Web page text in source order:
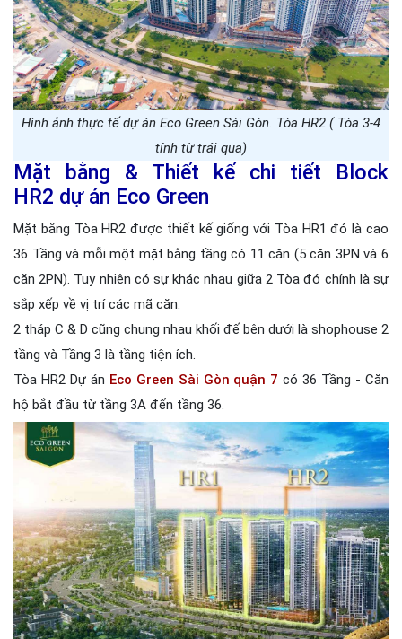
Hình ảnh thực tế dự án Eco Green Sài Gòn. Tòa HR2 ( Tòa 3-4
tính từ trái qua)
Mặt bằng & Thiết kế chi tiết Block
HR2 dự án Eco Green
Mặt bằng Tòa HR2 được thiết kế giống với Tòa HR1 đó là cao
36 Tầng và mỗi một mặt bằng tầng có 11 căn (5 căn 3PN và 6
căn 2PN). Tuy nhiên có sự khác nhau giữa 2 Tòa đó chính là sự
sắp xếp về vị trí các mã căn.
2 tháp C & D cũng chung nhau khối đế bên dưới là shophouse 2
tầng và Tầng 3 là tầng tiện ích.
Tòa HR2 Dự án Eco Green Sài Gòn quận 7 có 36 Tầng - Căn
hộ bắt đầu từ tầng 3A đến tầng 36.